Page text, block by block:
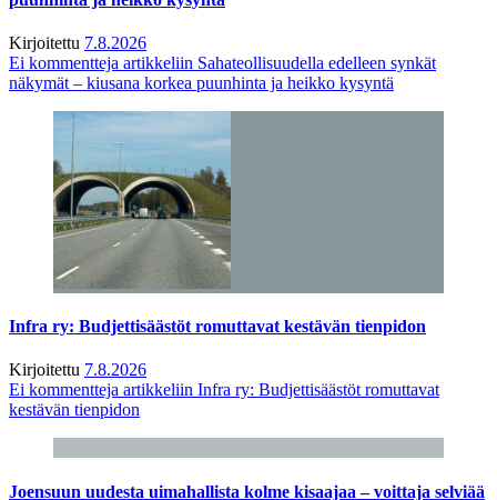
Kirjoitettu 7.8.2026
Ei kommentteja artikkeliin Sahateollisuudella edelleen synkät
näkymät – kiusana korkea puunhinta ja heikko kysyntä
Infra ry: Budjettisäästöt romuttavat kestävän tienpidon
Kirjoitettu 7.8.2026
Ei kommentteja artikkeliin Infra ry: Budjettisäästöt romuttavat
kestävän tienpidon
Joensuun uudesta uimahallista kolme kisaajaa – voittaja selviää